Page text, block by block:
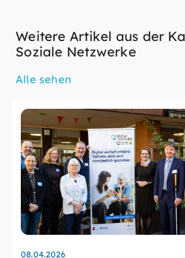
Weitere Artikel aus der
Soziale Netzwerke
Alle sehen
08.04.2026